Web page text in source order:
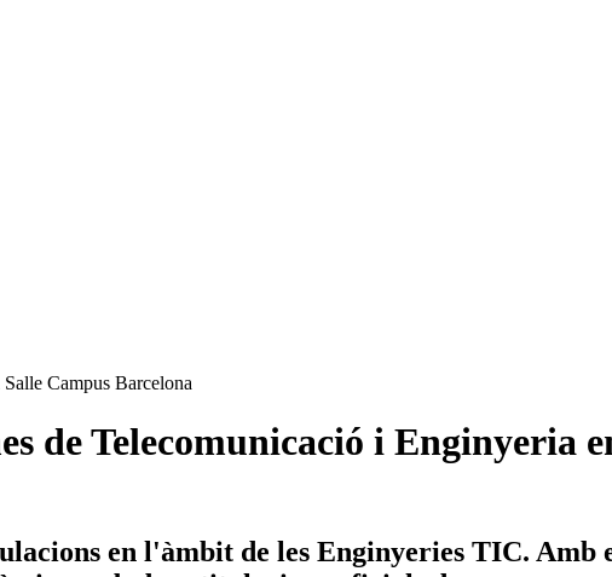
de Telecomunicació i Enginyeria
en l'àmbit de les Enginyeries TIC. Amb